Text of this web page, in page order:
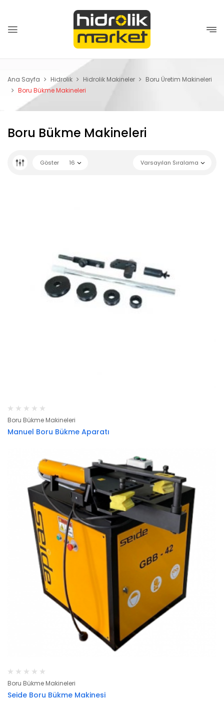
Ana Sayfa Hidrolik Hidrolik Makineler
Boru Üretim Makineleri
Boru Bükme Makineleri
Boru Bükme Makineleri
Varsayılan Sıralama
Göster 16
Boru Bükme Makineleri
Manuel Boru Bükme Aparatı
Boru Bükme Makineleri
Seide Boru Bükme Makinesi